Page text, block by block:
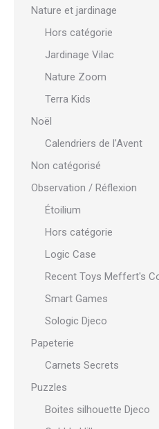
Nature et jardinage
Hors catégorie
Jardinage Vilac
Nature Zoom
Terra Kids
Noël
Calendriers de l'Avent
Non catégorisé
Observation / Réflexion
Étoilium
Hors catégorie
Logic Case
Recent Toys Meffert's
Smart Games
Sologic Djeco
Papeterie
Carnets Secrets
Puzzles
Boites silhouette Djeco